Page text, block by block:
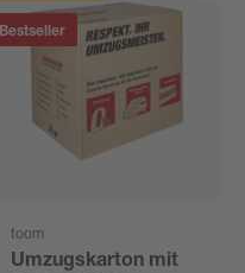
Bestseller
toom
Umzugskarton mit